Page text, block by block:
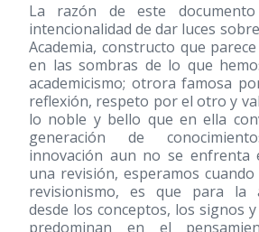
La razón de este
intencionalidad de dar luces
Academia, constructo que
en las sombras de lo que
academicismo; otrora famosa
reflexión, respeto por el otro y
lo noble y bello que en ella
generación de
innovación aun no se enfrenta
una revisión, esperamos
revisionismo, es que para la
desde los conceptos, los signos
predominan en el